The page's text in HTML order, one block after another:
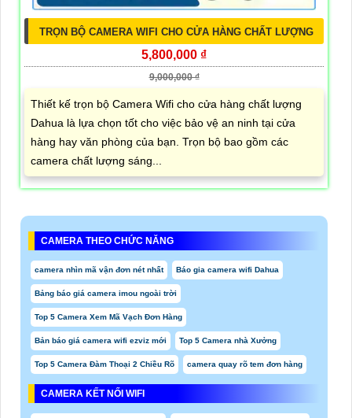
TRỌN BỘ CAMERA WIFI CHO CỬA HÀNG CHẤT LƯỢNG
5,800,000 ₫
9,000,000 ₫
Thiết kế trọn bộ Camera Wifi cho cửa hàng chất lượng
Dahua là lựa chọn tốt cho việc bảo vệ an ninh tại cửa
hàng hay văn phòng của bạn. Trọn bộ bao gồm các
camera chất lượng sáng...
CAMERA THEO CHỨC NĂNG
camera nhìn mã vận đơn nét nhất Báo gia camera wifi Dahua
Bảng báo giá camera imou ngoài trời
Top 5 Camera Xem Mã Vạch Đơn Hàng
Bản báo giá camera wifi ezviz mới Top 5 Camera nhà Xưởng
Top 5 Camera Đàm Thoại 2 Chiều Rõ camera quay rõ tem đơn hàng
CAMERA KẾT NỐI WIFI